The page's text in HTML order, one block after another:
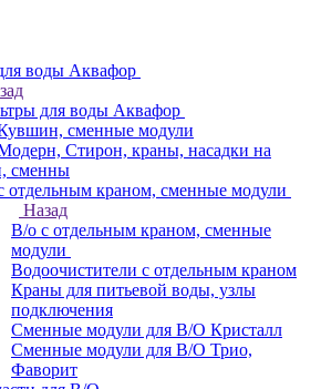
воды Аквафор
для воды Аквафор
сменные модули
Стирон, краны, насадки на
сменны
отдельным краном, сменные модули
Назад
В/о с отдельным краном, сменные
модули
Водоочистители с отдельным краном
Краны для питьевой воды, узлы
подключения
Сменные модули для В/О Кристалл
Сменные модули для В/О Трио,
Фаворит